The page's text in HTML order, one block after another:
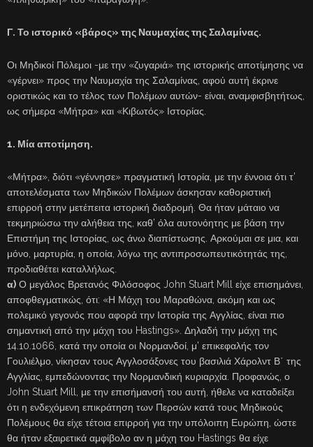
Γ. Το ιστορικό «βάρος» της Ναυμαχίας της Σαλαμίνας.
Οι Μηδικοί Πόλεμοι -με την «ζυγαριά» της ιστορικής αποτίμησης να
«γέρνει» προς την Ναυμαχία της Σαλαμίνας, αφού αυτή έκρινε
οριστικώς και το τέλος των Πολέμων αυτών- είναι, αναμφισβητήτως,
ως σήμερα «Μήτρα» και «Κιβωτός» Ιστορίας.
1. Μία αποτίμηση.
«Μήτρα», διότι «γέννησε» πραγματική Ιστορία, με την έννοια ότι τ’
αποτελέσματα των Μηδικών Πολέμων άσκησαν καθοριστική
επιρροή στην μετέπειτα ιστορική διαδρομή. Θα ήταν μάταιο να
τεκμηριώσω την αλήθεια της, καθ’ όλα αυτονόητης με βάση την
Επιστήμη της Ιστορίας, ως άνω διαπίστωσης. Αρκούμαι σε μια, και
μόνο, μαρτυρία, η οποία, λόγω της αντιπροσωπευτικότητάς της,
προδιαθέτει καταλλήλως.
α) Ο μεγάλος Βρετανός Φιλόσοφος John Stuart Mill είχε επισημάνει,
αποφθεγματικώς, ότι: «Η Μάχη του Μαραθώνα, ακόμη και ως
πολεμικό γεγονός που αφορά την Ιστορία της Αγγλίας, είναι πιο
σημαντική από την μάχη του Hastings». Δηλαδή την μάχη της
14.10.1066, κατά την οποία οι Νορμανδοί, μ’ επικεφαλής τον
Γουλιέλμο, νίκησαν τους Αγγλοσάξονες του βασιλιά Χάρολντ Β΄ της
Αγγλίας, εμπεδώνοντας την Νορμανδική κυριαρχία. Προφανώς, ο
John Stuart Mill, με την επισήμανσή του αυτή, ήθελε να καταδείξει
ότι η ενδεχόμενη επικράτηση των Περσών κατά τους Μηδικούς
Πολέμους θα είχε τέτοια επιρροή για την υπόλοιπη Ευρώπη, ώστε
θα ήταν εξαιρετικά αμφίβολο αν η μάχη του Hastings θα είχε